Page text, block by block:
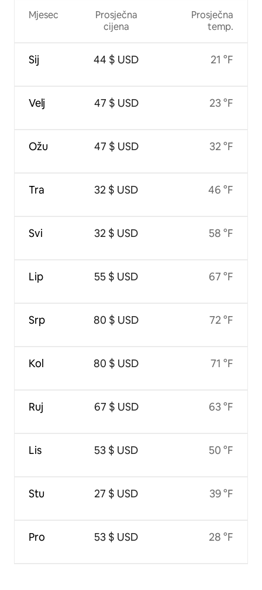
Mjesec
Sij
Velj
Ožu
Tra
Svi
Lip
Srp
Kol
Ruj
Lis
Stu
Pro
Prosječna
cijena
44 $ USD
47 $ USD
47 $ USD
32 $ USD
32 $ USD
55 $ USD
80 $ USD
80 $ USD
67 $ USD
53 $ USD
27 $ USD
53 $ USD
Prosječna
temp.
21 °F
23 °F
32 °F
46 °F
58 °F
67 °F
72 °F
71 °F
63 °F
50 °F
39 °F
28 °F